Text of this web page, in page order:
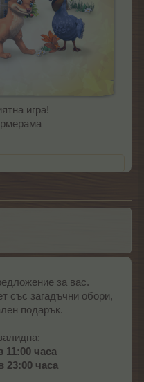
игра!
за вас.
със загадъчни обори,
подарък.
11:00 часа
23:00 часа